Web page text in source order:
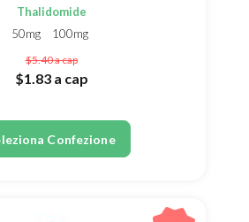
Thalidomide
50mg
100mg
$5.40a cap
$1.83 a cap
Confezione